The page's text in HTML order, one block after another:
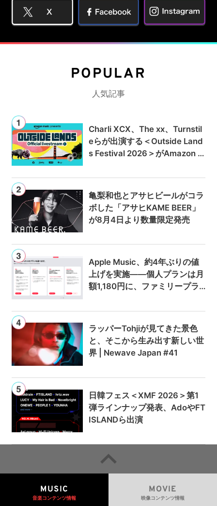
POPULAR
人気記事
Charli XCX、The xx、Turnstil
eらが出演する＜Outside Land
s Festival 2026＞がAmazon M
ブ配信
亀梨和也とアサヒビールがコラ
ボした「アサヒKAME BEER」
が8月4日より数量限定発売
Apple Music、約4年ぶりの値
上げを実施——個人プランは月
額1,180円に、ファミリープラ
ラッパーTohjiが見てきた景色
と、そこから生み出す新しい世
界 | Newave Japan #41
日韓フェス＜XMF 2026＞第1
弾ラインナップ発表、AdoやFT
ISLANDら出演
MUSIC
音楽コンテンツ情報
MOVIE
映像コンテンツ情報